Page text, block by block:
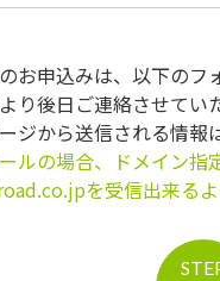
お申込みは、以下のフ
り後日ご連絡させてい
ジから送信される情報
ルの場合、ドメイン指
を受信出来るよ